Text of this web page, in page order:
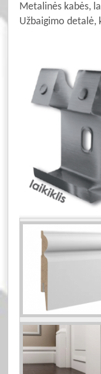
Metalinės kabės,
Užbaigimo detalė,